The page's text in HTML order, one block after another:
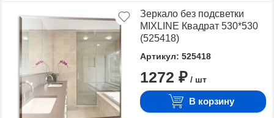
Зеркало без подсветки
MIXLINE Квадрат 530*530
(525418)
Артикул: 525418
1272 ₽ / шт
В корзину